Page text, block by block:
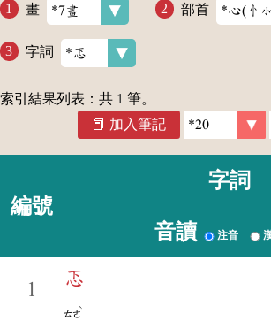
畫 部首
字詞
索引結果列表：共 1 筆。
加入筆記
編號
字詞
音讀 注音
1
忑
ㄊㄜ
ˋ